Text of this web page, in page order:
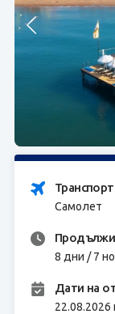
Контакти
Транспорт
Самолет
8 дни / 7
Дати на
22.08.2026